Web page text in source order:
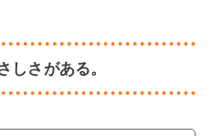
しさがある。